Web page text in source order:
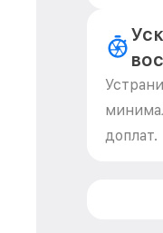
доплат.